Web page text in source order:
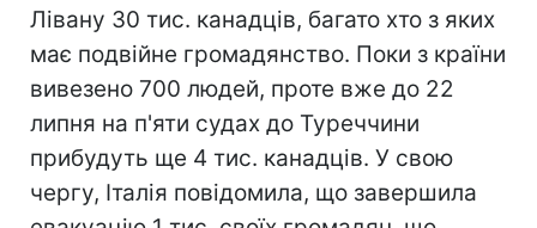
Лівану 30 тис. канадців, багато хто з яких
має подвійне громадянство. Поки з країни
вивезено 700 людей, проте вже до 22
липня на п'яти судах до Туреччини
прибудуть ще 4 тис. канадців. У свою
чергу, Італія повідомила, що завершила